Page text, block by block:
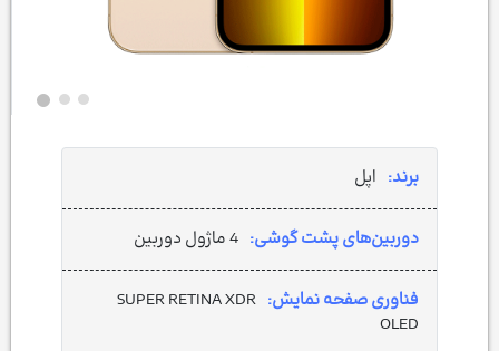
برند: اپل
دوربین‌های پشت گوشی: 4 ماژول دوربین
فناوری صفحه نمایش: SUPER RETINA XDR
OLED